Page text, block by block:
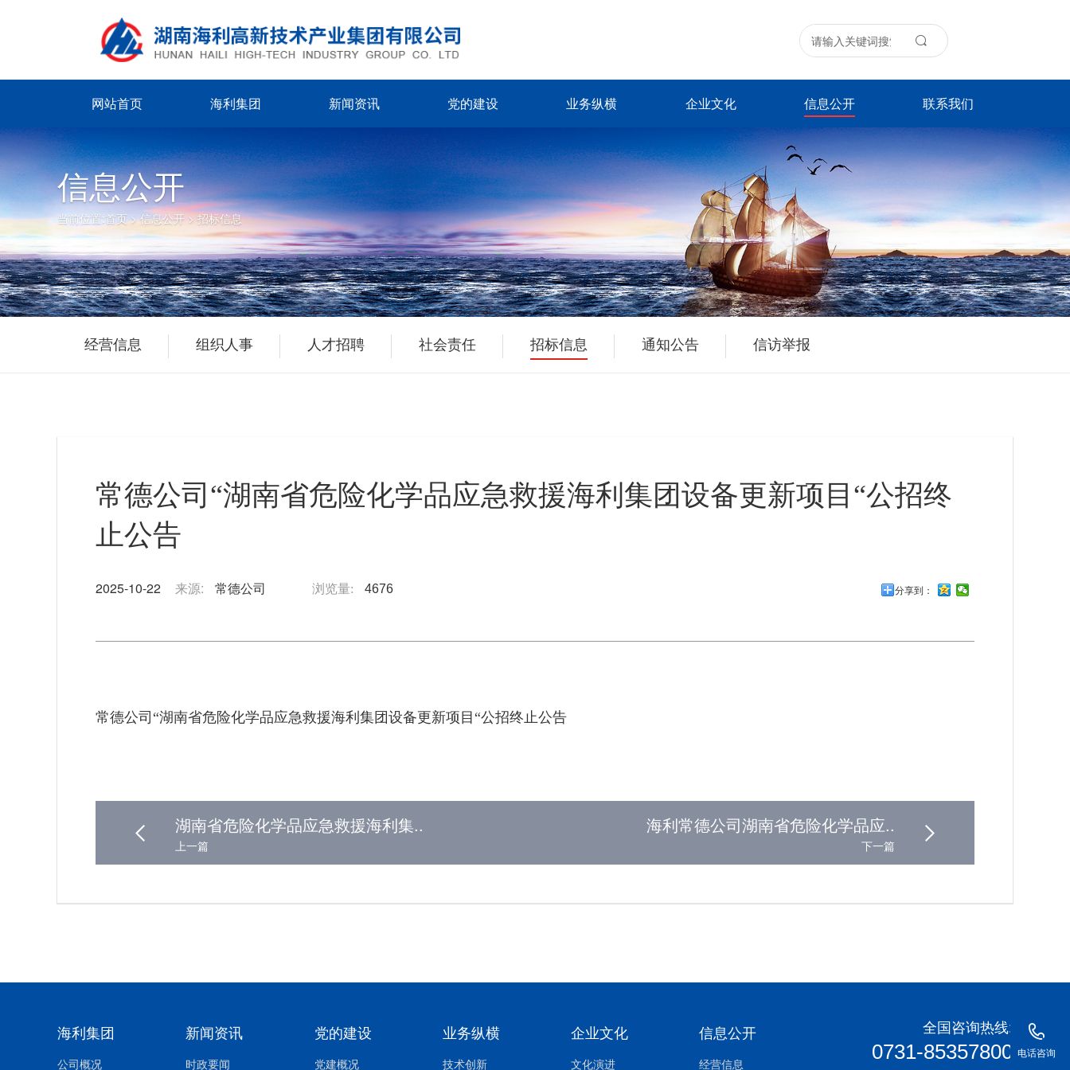
电话咨询
网站首页 海利集团 新闻资讯 党的建设 业务纵横 企业文化 信息公开 联系我们
信息公开
当前位置:首页>信息公开>招标信息
经营信息 组织人事 人才招聘 社会责任 招标信息 通知公告 信访举报
常德公司“湖南省危险化学品应急救援海利集团设备更新项目“公招终
止公告
2025-10-22 来源: 常德公司 浏览量: 4676 分享到：
常德公司“湖南省危险化学品应急救援海利集团设备更新项目“公招终止公告
湖南省危险化学品应急救援海利集..
上一篇
海利常德公司湖南省危险化学品应..
下一篇
海利集团
公司概况
新闻资讯
时政要闻
党的建设
党建概况
业务纵横
技术创新
企业文化
文化演进
信息公开
经营信息
全国咨询热线:
0731-85357800